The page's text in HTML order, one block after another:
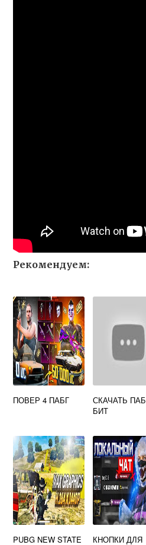
Рекомендуем:
ПОВЕР 4 ПАБГ
СКАЧАТЬ
БИТ
PUBG NEW STATE
КНОПКИ ДЛЯ